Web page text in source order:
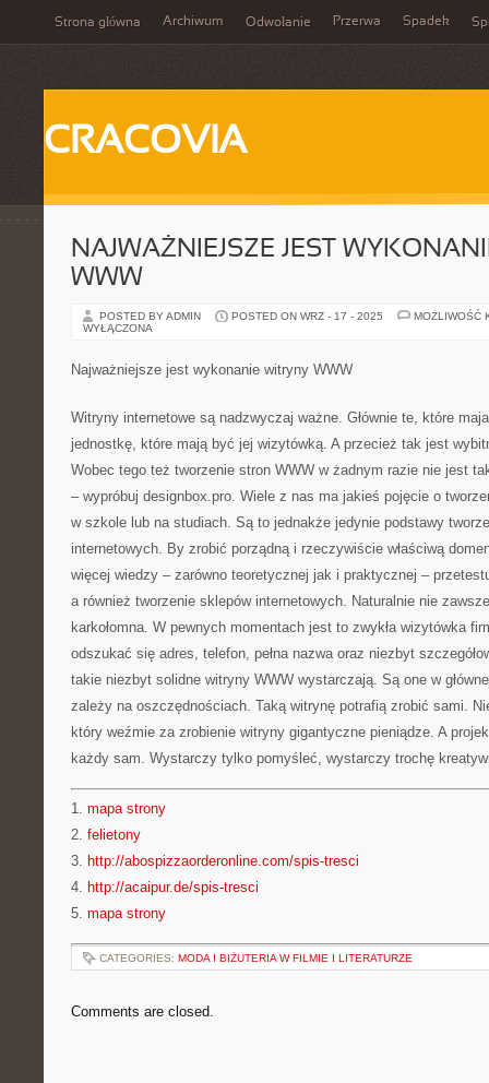
Strona główna Archiwum Odwołanie Przerwa Spadek
CRACOVIA
NAJWAŻNIEJSZE JEST
WWW
POSTED BY ADMIN POSTED ON WRZ - 17 - 2025
MOŻLIWOŚĆ
WYŁĄCZONA
Najważniejsze jest wykonanie witryny WWW
Witryny internetowe są nadzwyczaj ważne. Głównie te, które
jednostkę, które mają być jej wizytówką. A przecież tak jest
Wobec tego też tworzenie stron WWW w żadnym razie nie jest
– wypróbuj designbox.pro. Wiele z nas ma jakieś pojęcie o
w szkole lub na studiach. Są to jednakże jedynie podstawy
internetowych. By zrobić porządną i rzeczywiście właściwą
więcej wiedzy – zarówno teoretycznej jak i praktycznej –
a również tworzenie sklepów internetowych. Naturalnie nie
karkołomna. W pewnych momentach jest to zwykła wizytówka
odszukać się adres, telefon, pełna nazwa oraz niezbyt
takie niezbyt solidne witryny WWW wystarczają. Są one w
zależy na oszczędnościach. Taką witrynę potrafią zrobić sami.
który weźmie za zrobienie witryny gigantyczne pieniądze. A
każdy sam. Wystarczy tylko pomyśleć, wystarczy trochę
1. mapa strony
2. felietony
3. http://abospizzaorderonline.com/spis-tresci
4. http://acaipur.de/spis-tresci
5. mapa strony
CATEGORIES: MODA I BIŻUTERIA W FILMIE I LITERATURZE
Comments are closed.